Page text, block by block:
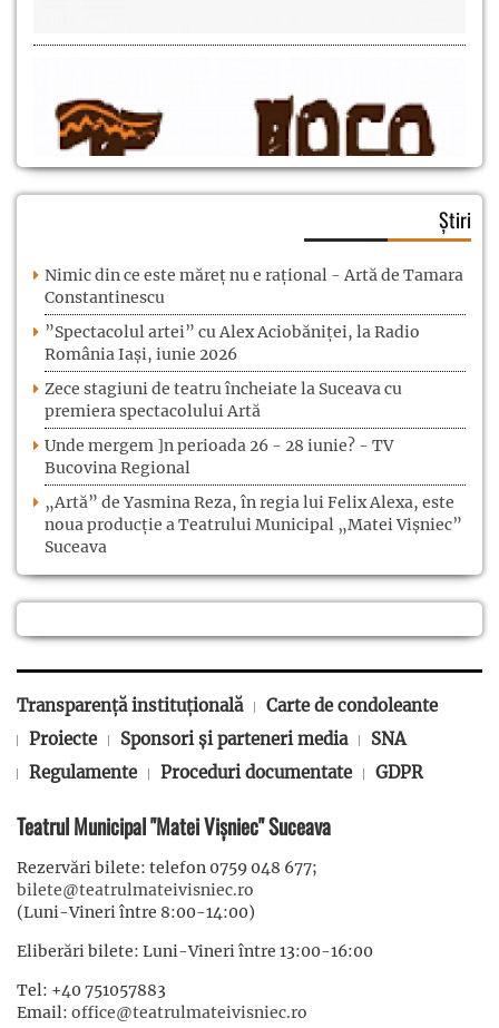
Știri
Nimic din ce este măreț nu e rațional - Artă de Tamara
Constantinescu
”Spectacolul artei” cu Alex Aciobăniței, la Radio
România Iași, iunie 2026
Zece stagiuni de teatru încheiate la Suceava cu
premiera spectacolului Artă
Unde mergem ]n perioada 26 - 28 iunie? - TV
Bucovina Regional
„Artă” de Yasmina Reza, în regia lui Felix Alexa, este
noua producție a Teatrului Municipal „Matei Vișniec”
Suceava
Transparență instituțională
Carte de condoleante
Proiecte
Sponsori și parteneri media
SNA
Regulamente
Proceduri documentate GDPR
Teatrul Municipal "Matei Vișniec" Suceava
Rezervări bilete: telefon 0759 048 677;
bilete@teatrulmateivisniec.ro
(Luni-Vineri între 8:00-14:00)
Eliberări bilete: Luni-Vineri între 13:00-16:00
Tel: +40 751057883
Email: office@teatrulmateivisniec.ro